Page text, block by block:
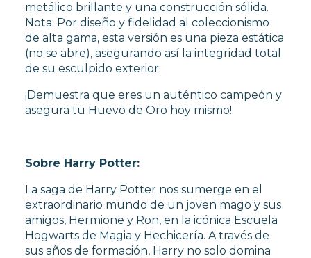
metálico brillante y una construcción sólida.
Nota: Por diseño y fidelidad al coleccionismo
de alta gama, esta versión es una pieza estática
(no se abre), asegurando así la integridad total
de su esculpido exterior.
¡Demuestra que eres un auténtico campeón y
asegura tu Huevo de Oro hoy mismo!
Sobre Harry Potter:
La saga de Harry Potter nos sumerge en el
extraordinario mundo de un joven mago y sus
amigos, Hermione y Ron, en la icónica Escuela
Hogwarts de Magia y Hechicería. A través de
sus años de formación, Harry no solo domina